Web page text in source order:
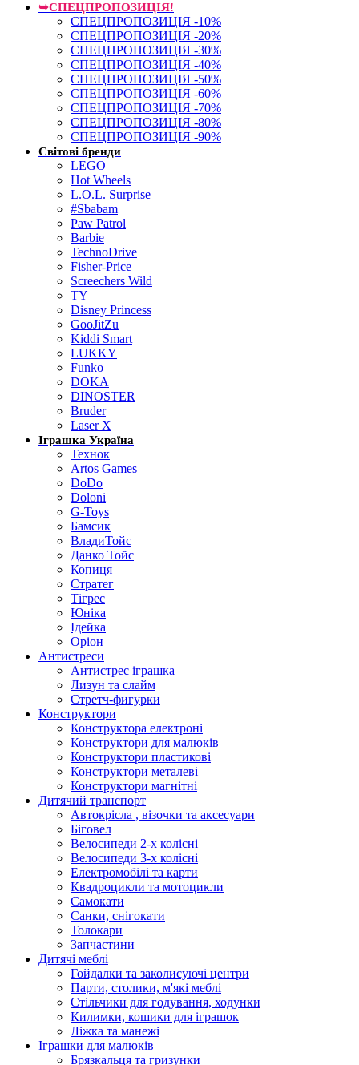
➥СПЕЦПРОПОЗИЦІЯ!
СПЕЦПРОПОЗИЦІЯ -10%
СПЕЦПРОПОЗИЦІЯ -20%
СПЕЦПРОПОЗИЦІЯ -30%
СПЕЦПРОПОЗИЦІЯ -40%
СПЕЦПРОПОЗИЦІЯ -50%
СПЕЦПРОПОЗИЦІЯ -60%
СПЕЦПРОПОЗИЦІЯ -70%
СПЕЦПРОПОЗИЦІЯ -80%
СПЕЦПРОПОЗИЦІЯ -90%
Світові бренди
LEGO
Hot Wheels
L.O.L. Surprise
#Sbabam
Paw Patrol
Barbie
TechnoDrive
Fisher-Price
Screechers Wild
TY
Disney Princess
GooJitZu
Kiddi Smart
LUKKY
Funko
DOKA
DINOSTER
Bruder
Laser X
Іграшка Україна
Технок
Artos Games
DoDo
Doloni
G-Toys
Бамсик
ВладиТойс
Данко Тойс
Копиця
Стратег
Тігрес
Юніка
Ідейка
Оріон
Антистреси
Антистрес іграшка
Лизун та слайм
Стретч-фигурки
Конструктори
Конструктора електроні
Конструктори для малюків
Конструктори пластикові
Конструктори металеві
Конструктори магнітні
Дитячий транспорт
Автокрісла , візочки та аксесуари
Біговел
Велосипеди 2-х колісні
Велосипеди 3-х колісні
Електромобілі та карти
Квадроцикли та мотоцикли
Самокати
Санки, снігокати
Толокари
Запчастини
Дитячі меблі
Гойдалки та заколисуючі центри
Парти, столики, м'які меблі
Стільчики для годування, ходунки
Килимки, кошики для іграшок
Ліжка та манежі
Іграшки для малюків
Брязкальця та гризунки